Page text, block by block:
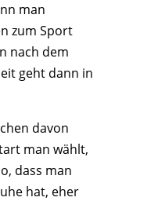
man
zum Sport
nach dem
geht dann in
davon
man wählt,
dass man
hat, eher